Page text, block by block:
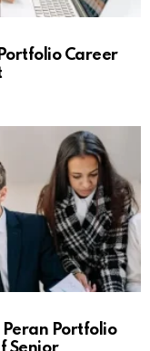
Career
Portfolio